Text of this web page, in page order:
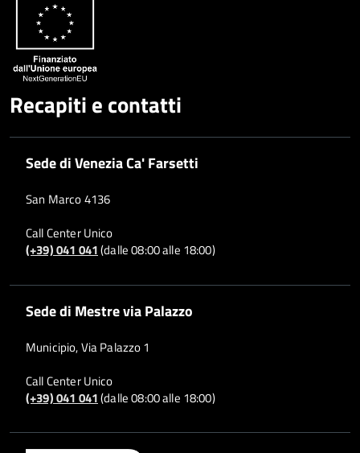
Recapiti e contatti
Sede di Venezia Ca' Farsetti
San Marco 4136
Call Center Unico
(+39) 041 041(dalle 08:00 alle 18:00)
Sede di Mestre via Palazzo
Municipio, Via Palazzo 1
Call Center Unico
(+39) 041 041(dalle 08:00 alle 18:00)